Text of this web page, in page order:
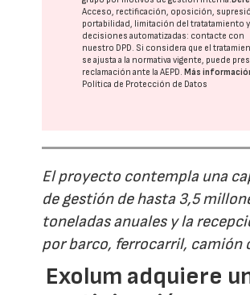
Acceso, rectificación, oposición,
portabilidad, limitación del tratatamiento y
decisiones automatizadas: contacte con
nuestro DPD. Si considera que el
se ajusta a la normativa vigente, puede
reclamación ante laAEPD. Más
Política de Protección de Datos
El proyecto contempla una
de gestión de hasta 3,5
toneladas anuales y la
por barco, ferrocarril, camión
Exolum adquiere